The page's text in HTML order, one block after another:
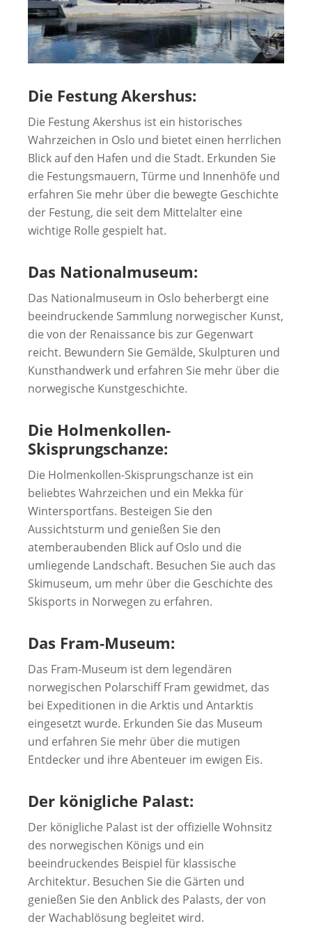
Die Festung Akershus:
Die Festung Akershus ist ein historisches
Wahrzeichen in Oslo und bietet einen herrlichen
Blick auf den Hafen und die Stadt. Erkunden Sie
die Festungsmauern, Türme und Innenhöfe und
erfahren Sie mehr über die bewegte Geschichte
der Festung, die seit dem Mittelalter eine
wichtige Rolle gespielt hat.
Das Nationalmuseum:
Das Nationalmuseum in Oslo beherbergt eine
beeindruckende Sammlung norwegischer Kunst,
die von der Renaissance bis zur Gegenwart
reicht. Bewundern Sie Gemälde, Skulpturen und
Kunsthandwerk und erfahren Sie mehr über die
norwegische Kunstgeschichte.
Die Holmenkollen-
Skisprungschanze:
Die Holmenkollen-Skisprungschanze ist ein
beliebtes Wahrzeichen und ein Mekka für
Wintersportfans. Besteigen Sie den
Aussichtsturm und genießen Sie den
atemberaubenden Blick auf Oslo und die
umliegende Landschaft. Besuchen Sie auch das
Skimuseum, um mehr über die Geschichte des
Skisports in Norwegen zu erfahren.
Das Fram-Museum:
Das Fram-Museum ist dem legendären
norwegischen Polarschiff Fram gewidmet, das
bei Expeditionen in die Arktis und Antarktis
eingesetzt wurde. Erkunden Sie das Museum
und erfahren Sie mehr über die mutigen
Entdecker und ihre Abenteuer im ewigen Eis.
Der königliche Palast:
Der königliche Palast ist der offizielle Wohnsitz
des norwegischen Königs und ein
beeindruckendes Beispiel für klassische
Architektur. Besuchen Sie die Gärten und
genießen Sie den Anblick des Palasts, der von
der Wachablösung begleitet wird.